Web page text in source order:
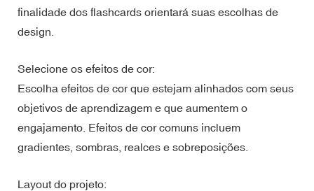
finalidade dos flashcards orientará suas escolhas de
design.
Selecione os efeitos de cor:
Escolha efeitos de cor que estejam alinhados com seus
objetivos de aprendizagem e que aumentem o
engajamento. Efeitos de cor comuns incluem
gradientes, sombras, realces e sobreposições.
Layout do projeto: